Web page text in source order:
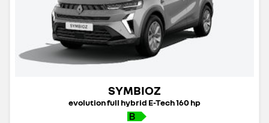
SYMBIOZ
evolution full hybrid E-Tech 160 hp